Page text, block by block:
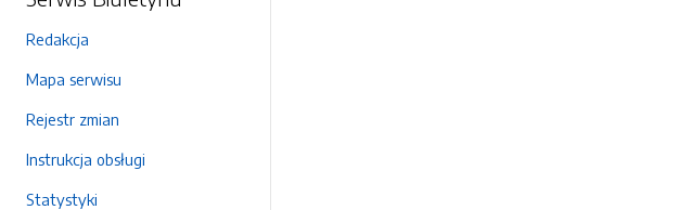
Redakcja
Mapa serwisu
Rejestr zmian
Instrukcja obsługi
Statystyki